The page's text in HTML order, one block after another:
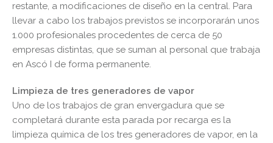
restante, a modificaciones de diseño en la central. Para
llevar a cabo los trabajos previstos se incorporarán unos
1.000 profesionales procedentes de cerca de 50
empresas distintas, que se suman al personal que trabaja
en Ascó I de forma permanente.
Limpieza de tres generadores de vapor
Uno de los trabajos de gran envergadura que se
completará durante esta parada por recarga es la
limpieza química de los tres generadores de vapor, en la